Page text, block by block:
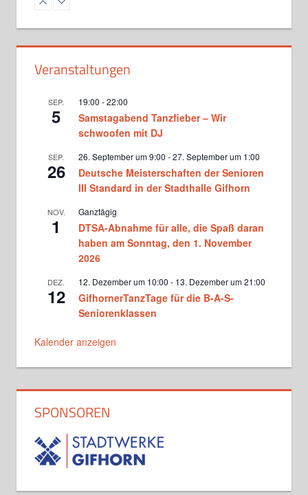
Standardformation bei Martina
Dienstag, 20.00 - 20.45
Standard Jugendtraining bei
Victoria Ghadiri und Vlad
Mittwoch, 17.15 - 18.45
Turniertraining Standard 1 bei
Michael Wenger sowie Vicky
Mittwoch, 19.00 - 20.30
Turniertraining Standard 2 bei
Michael Wenger sowie Vicky
Mittwoch, 20.30 - 22.00
Der Hof tanzt bei Kerstin
Oltmanns
Donnerstag, 14.15 - 15.15
TSC-Kids bei Kerstin Oltmanns
Donnerstag, 15.45 - 16.45
Lateintraining für Kinder- und
Jugendliche bei Wladislaw
Solatinas – Latein-Solo-Formation
Wlad Riedinger
Donnerstag, 18.00 - 20.00
SALSATION® mit Heike Schubert
Donnerstag, 19.00 - 20.00
Veranstaltungen
SEP.
5
19:00 -22:00
Samstagabend Tanzfieber – Wir
schwoofen mit DJ
SEP.
26
26. September um 9:00 -27. September um 1:00
Deutsche Meisterschaften der Senioren
III Standard in der Stadthalle Gifhorn
NOV.
1
Ganztägig
DTSA-Abnahme für alle, die Spaß daran
haben am Sonntag, den 1. November
2026
DEZ.
12
12. Dezember um 10:00 - 13. Dezember um 21:00
GifhornerTanzTage für die B-A-S-
Seniorenklassen
Kalender anzeigen
SPONSOREN